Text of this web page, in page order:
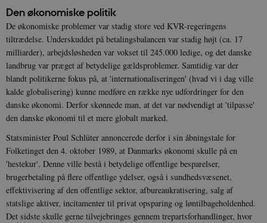
Den økonomiske politik
De økonomiske problemer var stadig store ved KVR-regeringens
tiltrædelse. Underskuddet på betalingsbalancen var stadig højt (ca. 17
milliarder), arbejdsløsheden var vokset til 245.000 ledige, og det danske
landbrug var præget af betydelige gældsproblemer. Samtidig var der
blandt politikerne fokus på, at 'internationaliseringen' (hvad vi i dag ville
kalde globalisering) kunne medføre en række nye udfordringer for den
danske økonomi. Derfor skønnede man, at det var nødvendigt at 'tilpasse'
den danske økonomi til et mere globalt marked.
Statsminister Poul Schlüter annoncerede derfor i sin åbningstale for
Folketinget den 4. oktober 1989, at Danmarks økonomi skulle på en
'hestekur'. Denne ville bestå i betydelige offentlige besparelser,
brugerbetaling på flere offentlige ydelser, også i sundhedsvæsenet,
effektivisering af den offentlige sektor, afbureaukratisering, salg af
statslige aktiver, incitamenter til privat opsparing og løntilbageholdenhed.
Det sidste skulle gerne tilvejebringes gennem trepartsforhandlinger, hvor